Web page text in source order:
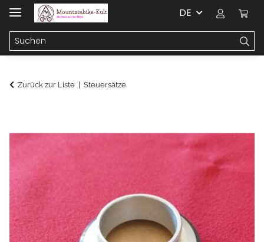
DE
Zurück zur Liste Steuersätze